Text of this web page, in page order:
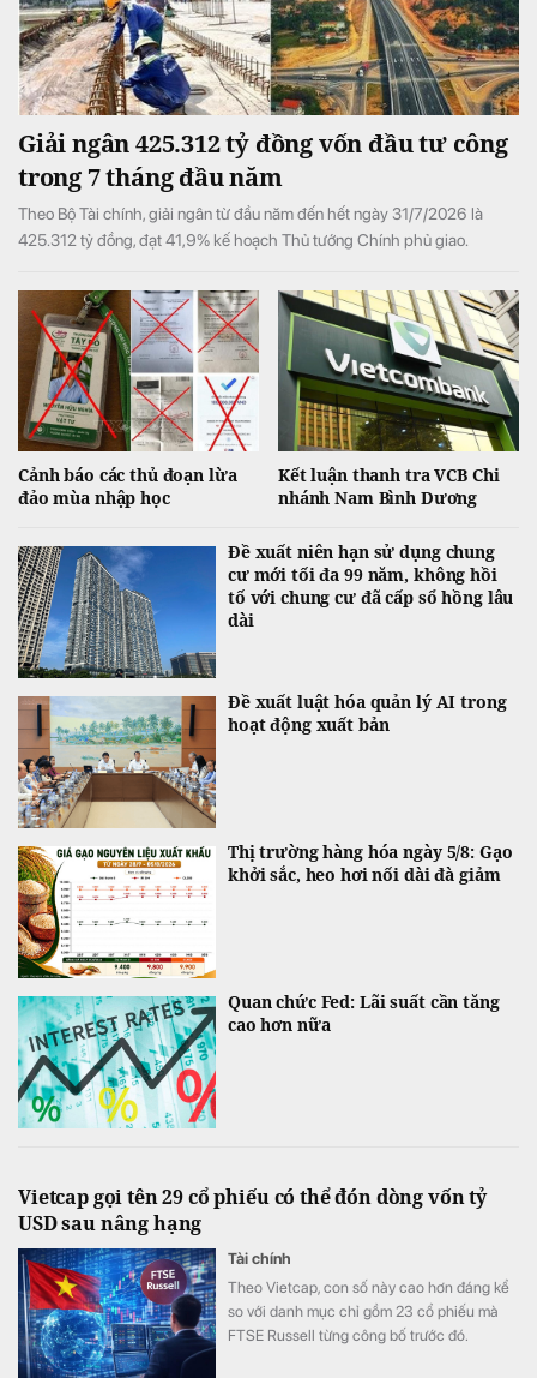
Giải ngân 425.312 tỷ đồng vốn đầu tư công
trong 7 tháng đầu năm
Theo Bộ Tài chính, giải ngân từ đầu năm đến hết ngày 31/7/2026 là
425.312 tỷ đồng, đạt 41,9% kế hoạch Thủ tướng Chính phủ giao.
Cảnh báo các thủ đoạn lừa
đảo mùa nhập học
Kết luận thanh tra VCB Chi
nhánh Nam Bình Dương
Đề xuất niên hạn sử dụng chung
cư mới tối đa 99 năm, không hồi
tố với chung cư đã cấp sổ hồng lâu
dài
Đề xuất luật hóa quản lý AI trong
hoạt động xuất bản
Thị trường hàng hóa ngày 5/8: Gạo
khởi sắc, heo hơi nối dài đà giảm
Quan chức Fed: Lãi suất cần tăng
cao hơn nữa
Vietcap gọi tên 29 cổ phiếu có thể đón dòng vốn tỷ
USD sau nâng hạng
Tài chính
Theo Vietcap, con số này cao hơn đáng kể
so với danh mục chỉ gồm 23 cổ phiếu mà
FTSE Russell từng công bố trước đó.